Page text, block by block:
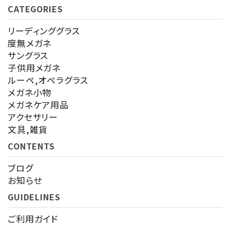
キーワード
カテゴリー
CATEGORIES
リーディンググラス
度無メガネ
サングラス
子供用メガネ
ルーペ,オペラグラス
メガネ小物
メガネケア用品
アクセサリー
文具,雑貨
CONTENTS
ブログ
お知らせ
GUIDELINES
ご利用ガイド